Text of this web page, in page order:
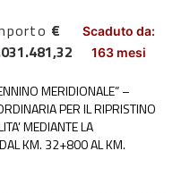
€
Scaduto da:
163 mesi
MERIDIONALE” –
PER IL RIPRISTINO
MEDIANTE LA
KM. 32+800 AL KM.